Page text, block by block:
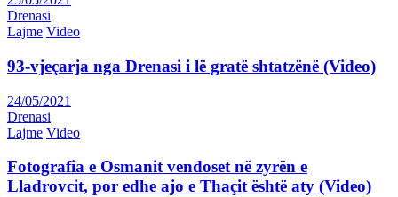
Drenasi
Lajme Video
93-vjeçarja nga Drenasi i lë gratë shtatzënë (Video)
24/05/2021
Drenasi
Lajme Video
Fotografia e Osmanit vendoset në zyrën e
Lladrovcit, por edhe ajo e Thaçit është aty (Video)